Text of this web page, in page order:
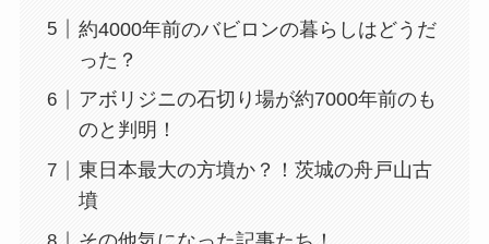
約4000年前のバビロンの暮らしはどうだ
った？
アボリジニの石切り場が約7000年前のも
のと判明！
東日本最大の方墳か？！茨城の舟戸山古
墳